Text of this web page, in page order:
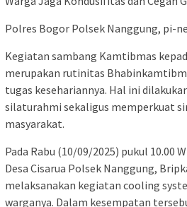
Polres Bogor Polsek Nanggung, pi-
Kegiatan sambang Kamtibmas
merupakan rutinitas
tugas kesehariannya. Hal ini
silaturahmi sekaligus memperkuat
masyarakat.
Pada Rabu (10/09/2025) pukul 10.00
Desa Cisarua Polsek Nanggung,
melaksanakan kegiatan cooling
warganya. Dalam kesempatan